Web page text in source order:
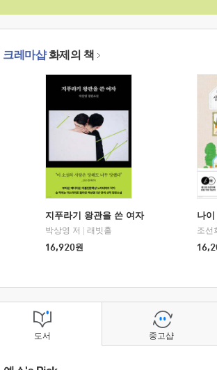
크레마샵화제의 책
지푸라기 왕관을 쓴 여자
박상영 저
래빗홀
16,920원
나
조선
도서 중고샵